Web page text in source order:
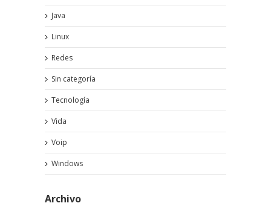
Java
Linux
Redes
Sin categoría
Tecnología
Vida
Voip
Windows
Archivo